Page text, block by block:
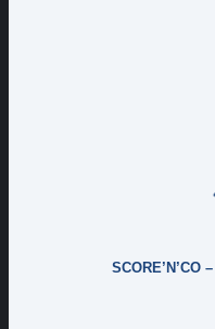
SCORE’N’CO